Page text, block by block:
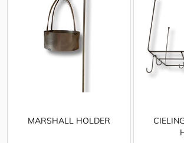
MARSHALL HOLDER